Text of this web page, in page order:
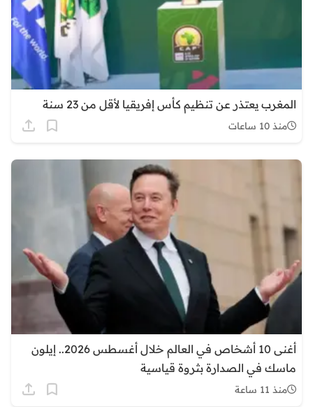
المغرب يعتذر عن تنظيم كأس إفريقيا لأقل من 23 سنة
منذ 10 ساعات
أغنى 10 أشخاص في العالم خلال أغسطس 2026.. إيلون
ماسك في الصدارة بثروة قياسية
منذ 11 ساعة